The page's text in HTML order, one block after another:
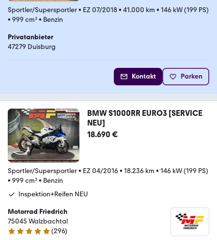
Sportler/Supersportler• EZ 07/2018• 41.000 km • 146 kW (199 PS)
• 999 cm³• Benzin
Privatanbieter
47279 Duisburg
Kontakt Parken
BMW S1000RR EURO3 [SERVICE
NEU]
18.690 €
Sportler/Supersportler• EZ 04/2016• 18.236 km • 146 kW (199 PS)
• 999 cm³• Benzin
Inspektion+Reifen NEU
Motorrad Friedrich
75045 Walzbachtal
4.8 Sterne
(296)